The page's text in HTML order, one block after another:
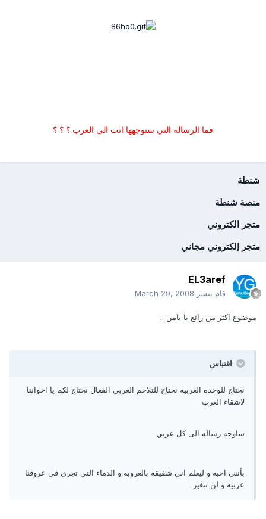
فما الرساله التي ستوجهها انت الى العرب ؟ ؟ ؟
شنطة
منصة شنطة
متجر الكتروني
متجر إلكتروني مجاني
EL3aref
قام بنشر March 29, 2008
موضوع اكثر من رائع يا يامن ..
اقتباس
نحتاج للوحده العربيه نحتاح للتلاحم العربي الفعال نحتاج لكم يا اخواننا
لاشقاء العرب
ساوجه رساله الى كل عربي
بأنني احبه و ليعلم اني شقيقه بالعروبه و الدماء التي تجري في عروقنا
عربيه و لن تتغير